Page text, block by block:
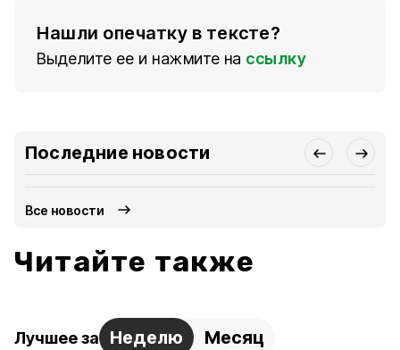
Нашли опечатку в тексте?
Выделите ее и нажмите на ссылку
Последние новости
Все новости
Читайте также
Лучшее за Неделю Месяц